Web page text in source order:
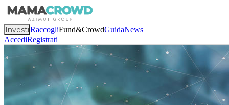
InvestiRaccogliFund&CrowdGuidaNews
AccediRegistrati